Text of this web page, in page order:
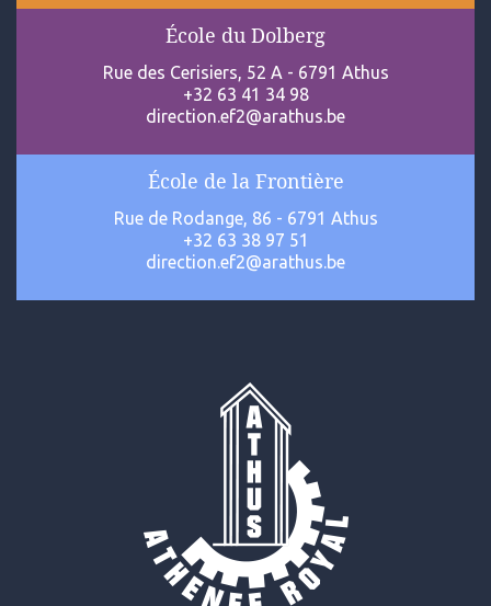
École du Dolberg
Rue des Cerisiers, 52 A - 6791 Athus
+32 63 41 34 98
direction.ef2@arathus.be
École de la Frontière
Rue de Rodange, 86 - 6791 Athus
+32 63 38 97 51
direction.ef2@arathus.be